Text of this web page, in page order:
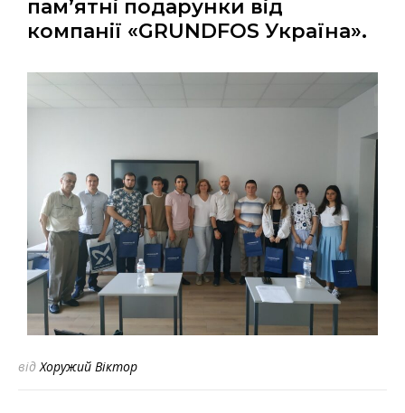
пам’ятні подарунки від
компанії «GRUNDFOS Україна».
від Хоружий Віктор